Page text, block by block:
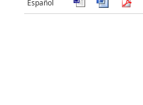
Español